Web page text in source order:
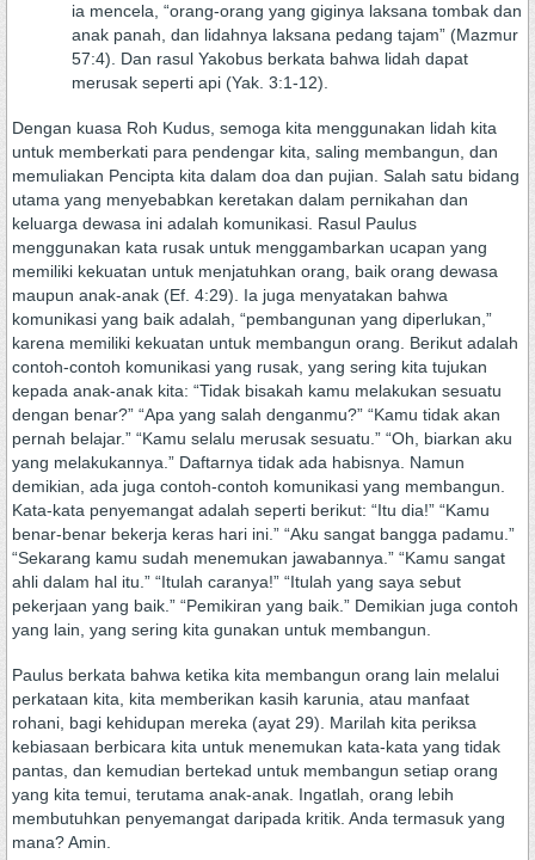
ia mencela, “orang-orang yang giginya laksana tombak dan
anak panah, dan lidahnya laksana pedang tajam” (Mazmur
57:4). Dan rasul Yakobus berkata bahwa lidah dapat
merusak seperti api (Yak. 3:1-12).
Dengan kuasa Roh Kudus, semoga kita menggunakan lidah kita
untuk memberkati para pendengar kita, saling membangun, dan
memuliakan Pencipta kita dalam doa dan pujian. Salah satu bidang
utama yang menyebabkan keretakan dalam pernikahan dan
keluarga dewasa ini adalah komunikasi. Rasul Paulus
menggunakan kata rusak untuk menggambarkan ucapan yang
memiliki kekuatan untuk menjatuhkan orang, baik orang dewasa
maupun anak-anak (Ef. 4:29). Ia juga menyatakan bahwa
komunikasi yang baik adalah, “pembangunan yang diperlukan,”
karena memiliki kekuatan untuk membangun orang. Berikut adalah
contoh-contoh komunikasi yang rusak, yang sering kita tujukan
kepada anak-anak kita: “Tidak bisakah kamu melakukan sesuatu
dengan benar?” “Apa yang salah denganmu?” “Kamu tidak akan
pernah belajar.” “Kamu selalu merusak sesuatu.” “Oh, biarkan aku
yang melakukannya.” Daftarnya tidak ada habisnya. Namun
demikian, ada juga contoh-contoh komunikasi yang membangun.
Kata-kata penyemangat adalah seperti berikut: “Itu dia!” “Kamu
benar-benar bekerja keras hari ini.” “Aku sangat bangga padamu.”
“Sekarang kamu sudah menemukan jawabannya.” “Kamu sangat
ahli dalam hal itu.” “Itulah caranya!” “Itulah yang saya sebut
pekerjaan yang baik.” “Pemikiran yang baik.” Demikian juga contoh
yang lain, yang sering kita gunakan untuk membangun.
Paulus berkata bahwa ketika kita membangun orang lain melalui
perkataan kita, kita memberikan kasih karunia, atau manfaat
rohani, bagi kehidupan mereka (ayat 29). Marilah kita periksa
kebiasaan berbicara kita untuk menemukan kata-kata yang tidak
pantas, dan kemudian bertekad untuk membangun setiap orang
yang kita temui, terutama anak-anak. Ingatlah, orang lebih
membutuhkan penyemangat daripada kritik. Anda termasuk yang
mana? Amin.